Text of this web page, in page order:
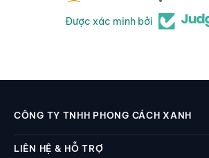
Được xác minh bởi
CÔNG TY TNHH PHONG CÁCH XANH
LIÊN HỆ & HỖ TRỢ